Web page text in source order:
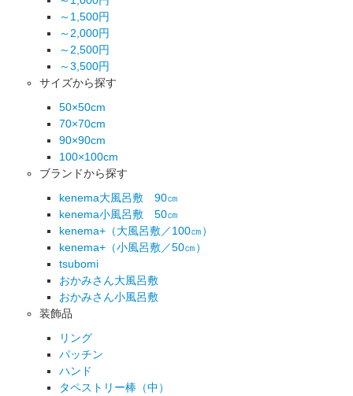
～1,500円
～2,000円
～2,500円
～3,500円
サイズから探す
50×50cm
70×70cm
90×90cm
100×100cm
ブランドから探す
kenema大風呂敷 90㎝
kenema小風呂敷 50㎝
kenema+（大風呂敷／100㎝）
kenema+（小風呂敷／50㎝）
tsubomi
おかみさん大風呂敷
おかみさん小風呂敷
装飾品
リング
パッチン
ハンド
タペストリー棒（中）